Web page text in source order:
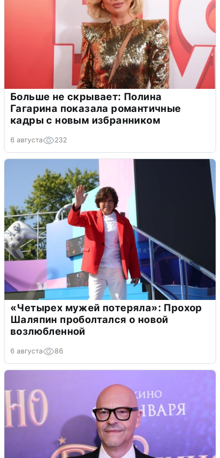
Больше не скрывает: Полина
Гагарина показала романтичные
кадры с новым избранником
6 августа 232
«Четырех мужей потеряла»: Прохор
Шаляпин проболтался о новой
возлюбленной
6 августа 86